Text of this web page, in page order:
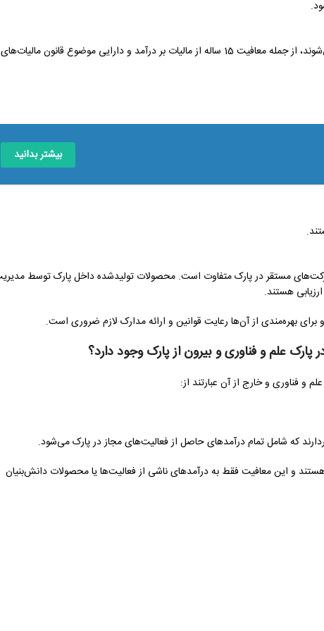
واحدهای فناور مستقر در پارک‌ها از مزایای مناطق آزاد تجاری-صنعتی بهره‌مند می‌شوند، از جمله معافیت 15 ساله از مالیات بر درآمد و دارایی موضوع قانون مالیات‌های
بیشتر بدانید
مستقر در پارک متفاوت است. محصولات تولیدشده داخل پارک توسط
هستند.
بهره‌مندی از آن‌ها رعایت قوانین و ارائه مدارک لازم ضروری است.
علم و فناوری و بیرون از پارک وجود دارد؟
و فناوری و خارج از آن عبارتند از:
سال از معافیت مالیاتی بهره‌مند هستند و این معافیت فقط به درآمدهای ناشی از فعالیت‌ها یا محصولات دانش‌بنیان